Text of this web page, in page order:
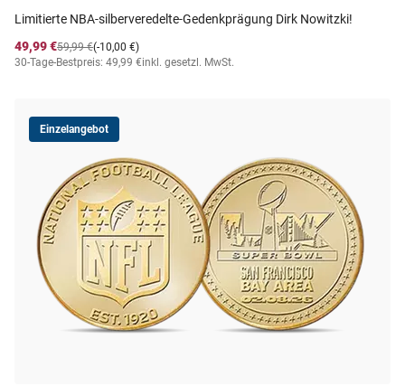
Limitierte NBA-silberveredelte-Gedenkprägung Dirk Nowitzki!
49,99 €
(-10,00 €)
59,99 €
30-Tage-Bestpreis: 49,99 €inkl. gesetzl. MwSt.
Einzelangebot